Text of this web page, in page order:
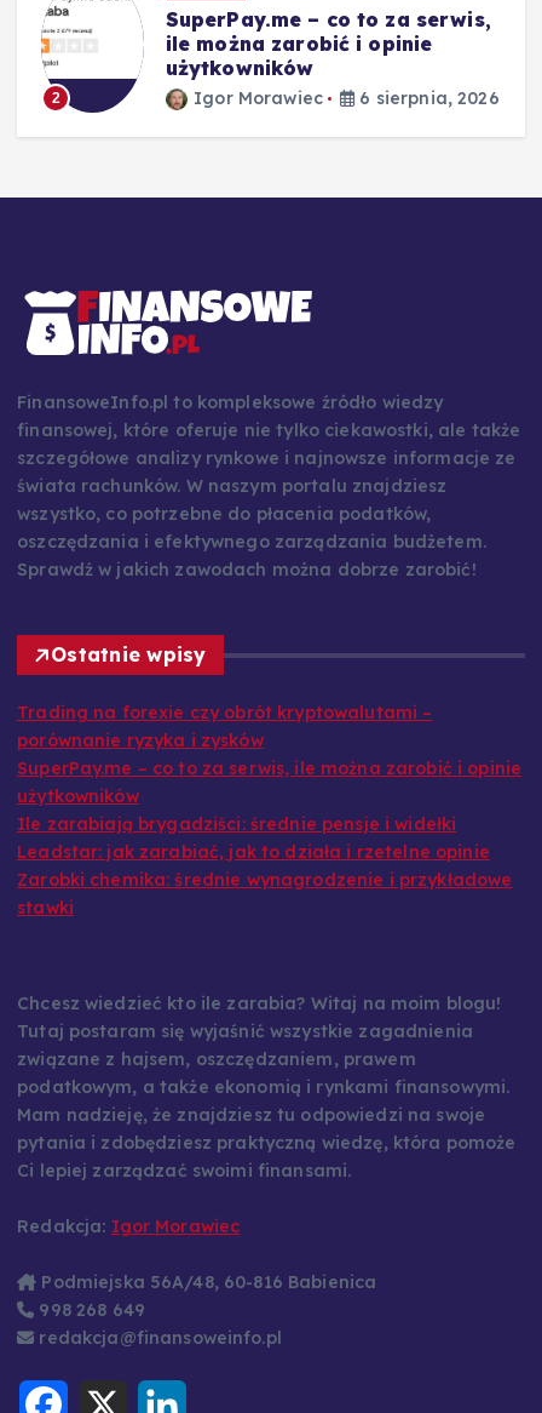
2
SuperPay.me – co to za serwis,
ile można zarobić i opinie
użytkowników
Igor Morawiec 6 sierpnia, 2026
FinansoweInfo.pl to kompleksowe źródło wiedzy
finansowej, które oferuje nie tylko ciekawostki, ale także
szczegółowe analizy rynkowe i najnowsze informacje ze
świata rachunków. W naszym portalu znajdziesz
wszystko, co potrzebne do płacenia podatków,
oszczędzania i efektywnego zarządzania budżetem.
Sprawdź w jakich zawodach można dobrze zarobić!
Ostatnie wpisy
Trading na forexie czy obrót kryptowalutami –
porównanie ryzyka i zysków
SuperPay.me – co to za serwis, ile można zarobić i opinie
użytkowników
Ile zarabiają brygadziści: średnie pensje i widełki
Leadstar: jak zarabiać, jak to działa i rzetelne opinie
Zarobki chemika: średnie wynagrodzenie i przykładowe
stawki
Chcesz wiedzieć kto ile zarabia? Witaj na moim blogu!
Tutaj postaram się wyjaśnić wszystkie zagadnienia
związane z hajsem, oszczędzaniem, prawem
podatkowym, a także ekonomią i rynkami finansowymi.
Mam nadzieję, że znajdziesz tu odpowiedzi na swoje
pytania i zdobędziesz praktyczną wiedzę, która pomoże
Ci lepiej zarządzać swoimi finansami.
Redakcja: Igor Morawiec
Podmiejska 56A/48, 60-816 Babienica
998 268 649
redakcja@finansoweinfo.pl
X